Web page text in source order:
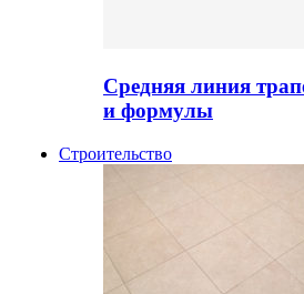
Средняя линия
и формулы
Строительство